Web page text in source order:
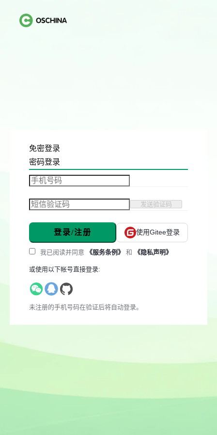
免密登录
密码登录
发送验证码
登录/注册 使用Gitee登录
我已阅读并同意 《服务条例》 和 《隐私声明》
或使用以下帐号直接登录:
未注册的手机号码在验证后将自动登录。